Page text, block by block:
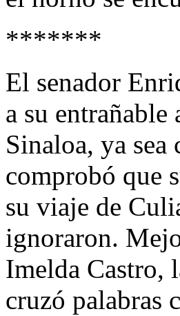
*******
El senador
a su
Sinaloa, ya
comprobó que
su viaje de
ignoraron.
Imelda Castro,
cruzó palabras